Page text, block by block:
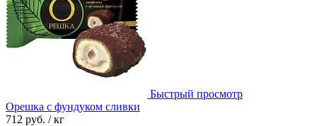
Быстрый просмотр
Орешка с фундуком сливки
712 руб. / кг